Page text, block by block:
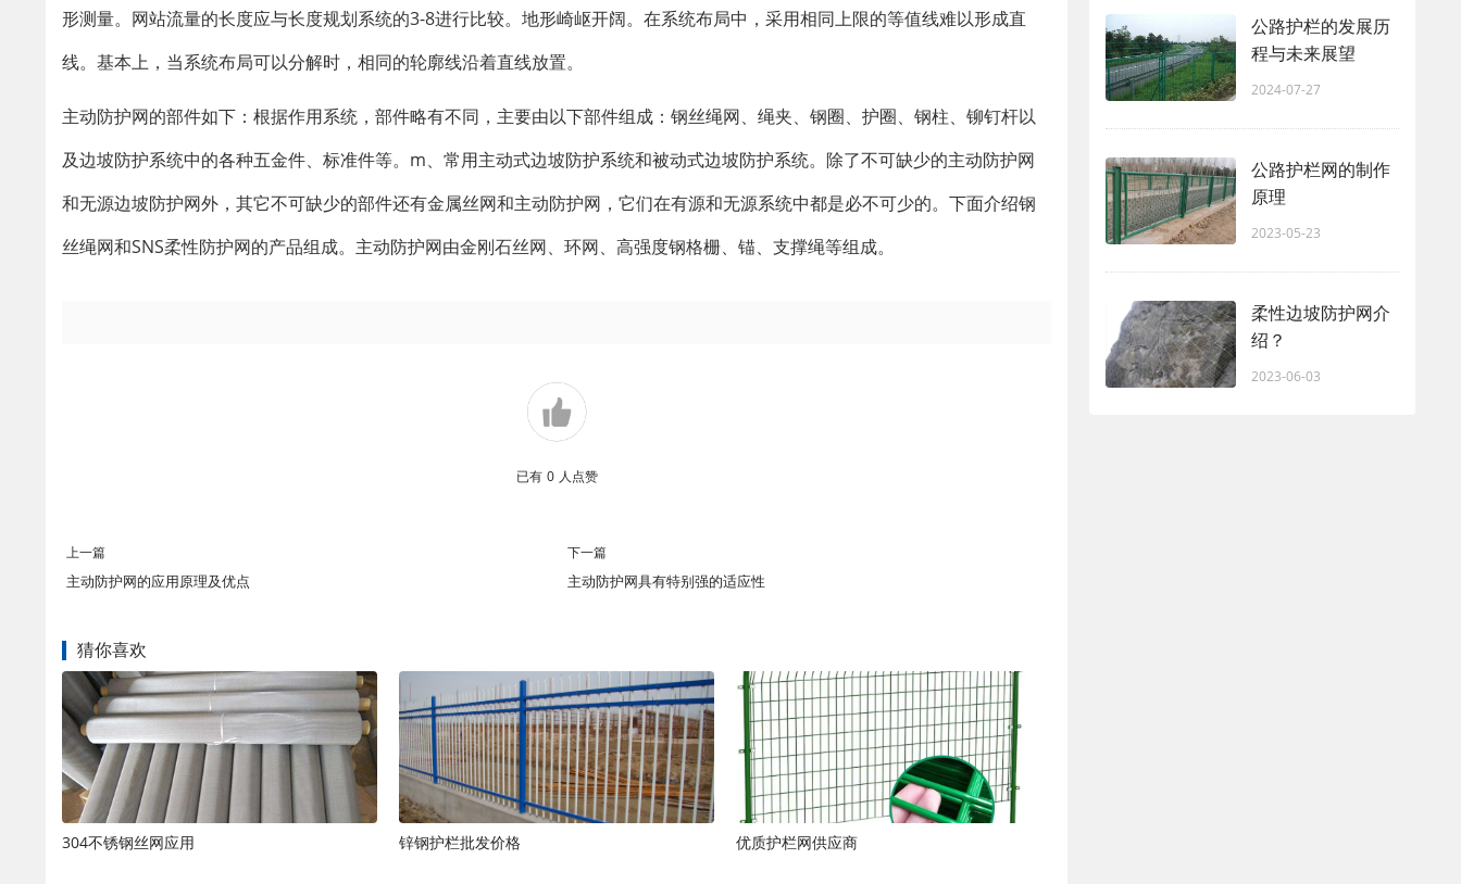
形测量。网站流量的长度应与长度规划系统的3-8进行比较。地形崎岖开阔。在系统布局中，采用相同上限的等值线难以形成直
线。基本上，当系统布局可以分解时，相同的轮廓线沿着直线放置。
主动防护网的部件如下：根据作用系统，部件略有不同，主要由以下部件组成：钢丝绳网、绳夹、钢圈、护圈、钢柱、铆钉杆以
及边坡防护系统中的各种五金件、标准件等。m、常用主动式边坡防护系统和被动式边坡防护系统。除了不可缺少的主动防护网
和无源边坡防护网外，其它不可缺少的部件还有金属丝网和主动防护网，它们在有源和无源系统中都是必不可少的。下面介绍钢
丝绳网和SNS柔性防护网的产品组成。主动防护网由金刚石丝网、环网、高强度钢格栅、锚、支撑绳等组成。
已有 0 人点赞
上一篇
主动防护网的应用原理及优点
下一篇
主动防护网具有特别强的适应性
猜你喜欢
304不锈钢丝网应用 锌钢护栏批发价格 优质护栏网供应商
公路护栏的发展历
程与未来展望
2024-07-27
公路护栏网的制作
原理
2023-05-23
柔性边坡防护网介
绍？
2023-06-03